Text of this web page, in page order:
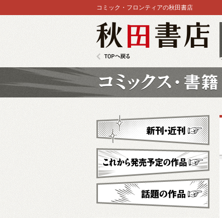
コミック・フロンティアの秋田書店
新刊・近刊
これから発売予定